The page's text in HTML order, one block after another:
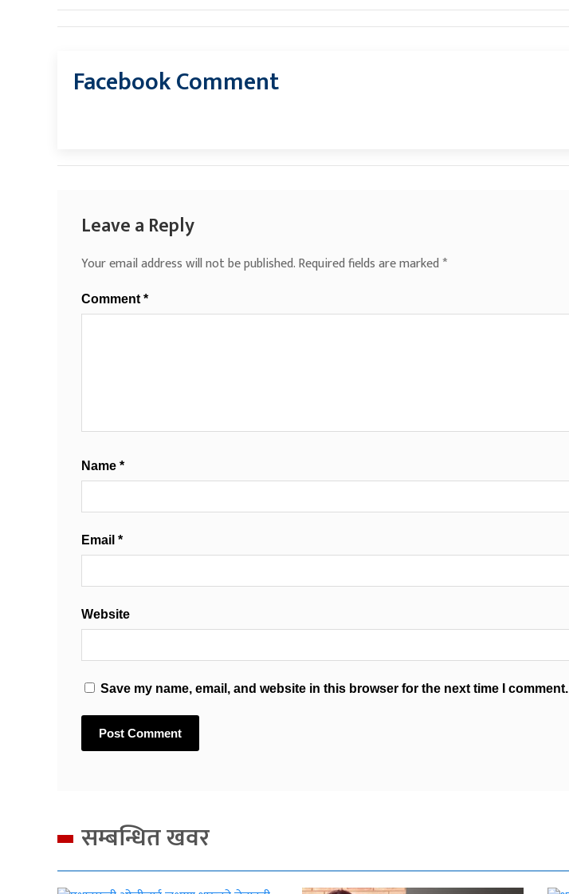
Facebook Comment
Leave a Reply
Your email address will not be published.Required fields are marked*
Comment *
Name *
Email *
Website
Save my name, email, and website in this browser for the next time I comment.
सम्बन्धित खवर